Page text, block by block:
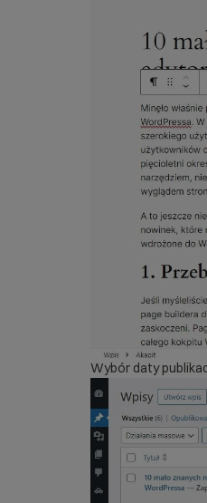
Wybór daty